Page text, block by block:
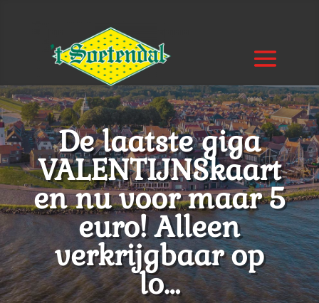
De laatste giga
VALENTIJNSkaart
en nu voor maar 5
euro! Alleen
verkrijgbaar op
lo…